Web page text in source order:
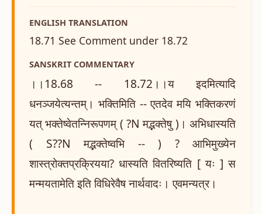
ENGLISH TRANSLATION
18.71 See Comment under 18.72
SANSKRIT COMMENTARY
।।18.68 -- 18.72।।य इदमित्यादि
धनञ्जयेत्यन्तम्। भक्तिमिति -- एतदेव मयि भक्तिकरणं
यत् भक्तेष्वेतन्निरूपणम् ( ?N मद्भक्तेषु )। अभिधास्यति
( S??N मद्भक्तेष्वभि -- ) ? आभिमुख्येन
शास्त्रोक्तप्रक्रियया? धास्यति वितरिष्यति [ यः ] स
मन्मयतामेति इति विधिरेवैष नार्थवादः। एवमन्यत्र।